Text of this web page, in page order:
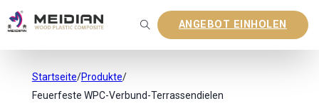
ANGEBOT EINHOLEN
Startseite/Produkte/
Feuerfeste WPC-Verbund-Terrassendielen